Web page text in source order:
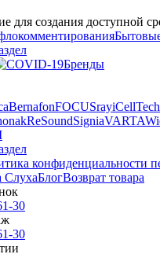
для создания доступной
Бренды
BernafonFOCUSrayiCellTech
ReSoundSigniaVARTA
конфиденциальности
СлухаБлогВозврат товара
30
30